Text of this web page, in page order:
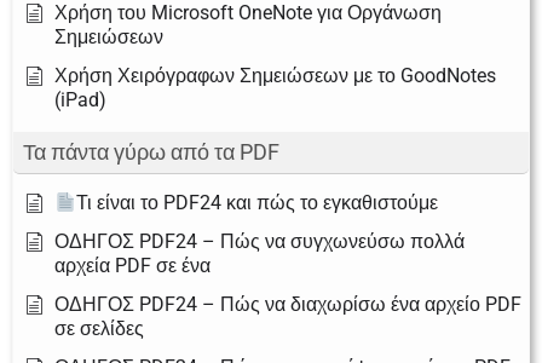
Χρήση του Microsoft OneNote για Οργάνωση
Σημειώσεων
Χρήση Χειρόγραφων Σημειώσεων με το GoodNotes
(iPad)
Τα πάντα γύρω από τα PDF
Τι είναι το PDF24 και πώς το εγκαθιστούμε
ΟΔΗΓΟΣ PDF24 – Πώς να συγχωνεύσω πολλά
αρχεία PDF σε ένα
ΟΔΗΓΟΣ PDF24 – Πώς να διαχωρίσω ένα αρχείο PDF
σε σελίδες